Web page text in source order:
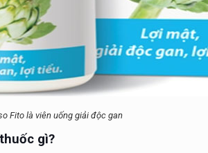
Fito là viên uống giải độc gan
thuốc gì?